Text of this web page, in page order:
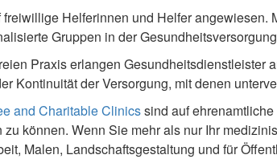
Helferinnen und Helfer
Gruppen in der
Praxis erlangen Gesundheitsdienstleister
Kontinuität der Versorgung, mit denen
and Charitable Clinicssind auf
können. Wenn Sie mehr als nur Ihr
Malen, Landschaftsgestaltung und für